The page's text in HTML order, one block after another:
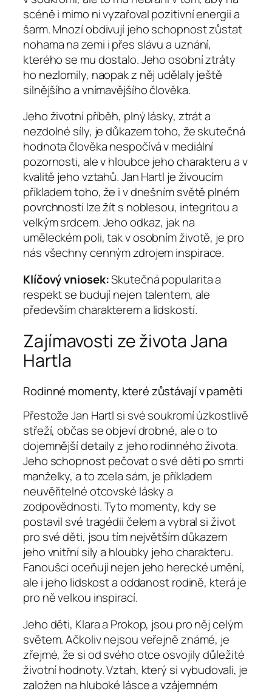
scéně i mimo ni vyzařoval pozitivní energii a
šarm. Mnozí obdivují jeho schopnost zůstat
nohama na zemi i přes slávu a uznání,
kterého se mu dostalo. Jeho osobní ztráty
ho nezlomily, naopak z něj udělaly ještě
silnějšího a vnímavějšího člověka.
Jeho životní příběh, plný lásky, ztrát a
nezdolné síly, je důkazem toho, že skutečná
hodnota člověka nespočívá v mediální
pozornosti, ale v hloubce jeho charakteru a v
kvalitě jeho vztahů. Jan Hartl je živoucím
příkladem toho, že i v dnešním světě plném
povrchnosti lze žít s noblesou, integritou a
velkým srdcem. Jeho odkaz, jak na
uměleckém poli, tak v osobním životě, je pro
nás všechny cenným zdrojem inspirace.
Klíčový vniosek:Skutečná popularita a
respekt se budují nejen talentem, ale
především charakterem a lidskostí.
Zajímavosti ze života Jana
Hartla
Rodinné momenty, které zůstávají v paměti
Přestože Jan Hartl si své soukromí úzkostlivě
střeží, občas se objeví drobné, ale o to
dojemnější detaily z jeho rodinného života.
Jeho schopnost pečovat o své děti po smrti
manželky, a to zcela sám, je příkladem
neuvěřitelné otcovské lásky a
zodpovědnosti. Tyto momenty, kdy se
postavil své tragédii čelem a vybral si život
pro své děti, jsou tím největším důkazem
jeho vnitřní síly a hloubky jeho charakteru.
Fanoušci oceňují nejen jeho herecké umění,
ale i jeho lidskost a oddanost rodině, která je
pro ně velkou inspirací.
Jeho děti, Klara a Prokop, jsou pro něj celým
světem. Ačkoliv nejsou veřejně známé, je
zřejmé, že si od svého otce osvojily důležité
životní hodnoty. Vztah, který si vybudovali, je
založen na hluboké lásce a vzájemném